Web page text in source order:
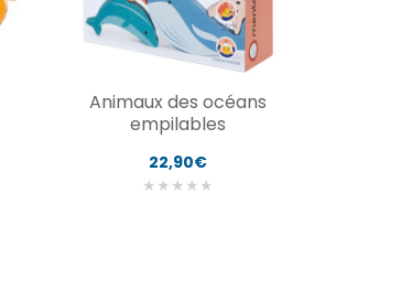
Animaux des océans
empilables
22,90€
★ ★ ★ ★ ★